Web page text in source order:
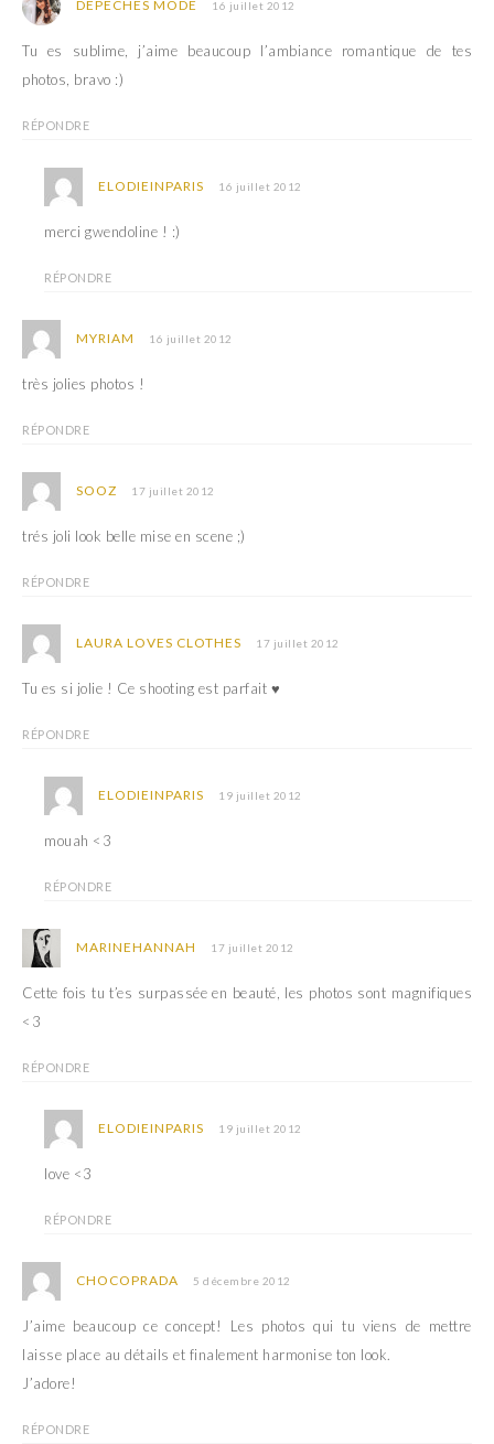
DÉPÊCHES MODE 16 juillet 2012
Tu es sublime, j’aime beaucoup l’ambiance romantique de tes
photos, bravo :)
RÉPONDRE
ELODIEINPARIS 16 juillet 2012
merci gwendoline ! :)
RÉPONDRE
MYRIAM 16 juillet 2012
très jolies photos !
RÉPONDRE
SOOZ 17 juillet 2012
trés joli look belle mise en scene ;)
RÉPONDRE
LAURA LOVES CLOTHES 17 juillet 2012
Tu es si jolie ! Ce shooting est parfait ♥
RÉPONDRE
ELODIEINPARIS 19 juillet 2012
mouah <3
RÉPONDRE
MARINEHANNAH 17 juillet 2012
Cette fois tu t’es surpassée en beauté, les photos sont magnifiques
<3
RÉPONDRE
ELODIEINPARIS 19 juillet 2012
love <3
RÉPONDRE
CHOCOPRADA 5 décembre 2012
J’aime beaucoup ce concept! Les photos qui tu viens de mettre
laisse place au détails et finalement harmonise ton look.
J’adore!
RÉPONDRE